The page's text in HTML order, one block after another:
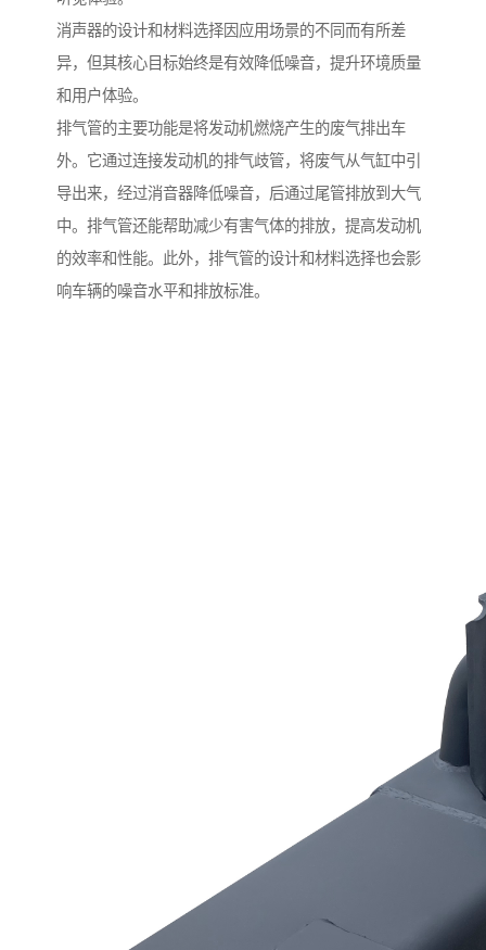
消声器的设计和材料选择因应用场景的不同而有所差
异，但其核心目标始终是有效降低噪音，提升环境质量
和用户体验。
排气管的主要功能是将发动机燃烧产生的废气排出车
外。它通过连接发动机的排气歧管，将废气从气缸中引
导出来，经过消音器降低噪音，后通过尾管排放到大气
中。排气管还能帮助减少有害气体的排放，提高发动机
的效率和性能。此外，排气管的设计和材料选择也会影
响车辆的噪音水平和排放标准。